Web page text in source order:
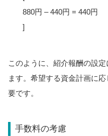
880円 – 440円 = 440円
]
このように、紹介報酬の設
ます。希望する資金計画に
要です。
手数料の考慮